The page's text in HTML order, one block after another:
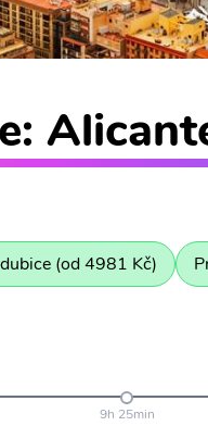
(od 4981 Kč)
9h 25min